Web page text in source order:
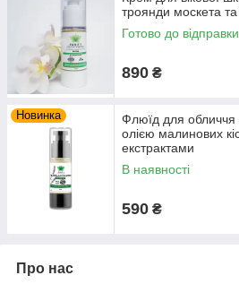
троянди москета
Готово до відправки
890 ₴
Новинка
Флюїд для обличчя
олією малинових
екстрактами
В наявності
590 ₴
Про нас